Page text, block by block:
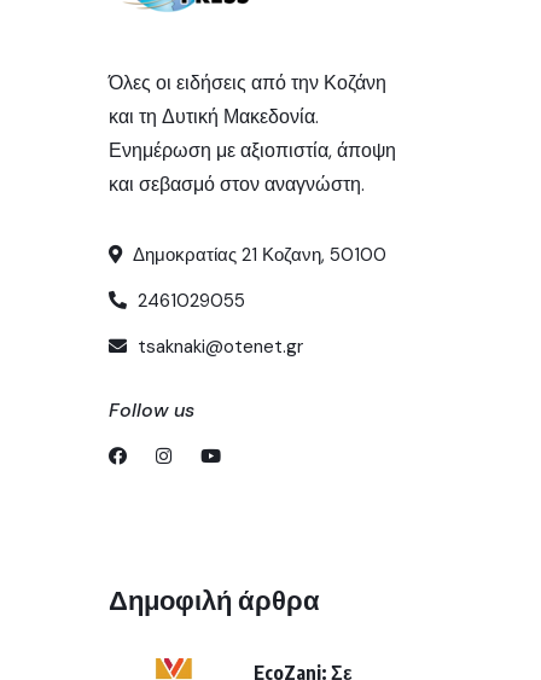
Όλες οι ειδήσεις από την Κοζάνη
και τη Δυτική Μακεδονία.
Ενημέρωση με αξιοπιστία, άποψη
και σεβασμό στον αναγνώστη.
Δημοκρατίας 21 Κοζανη, 50100
2461029055
tsaknaki@otenet.gr
Follow us
Δημοφιλή άρθρα
EcoZani: Σε